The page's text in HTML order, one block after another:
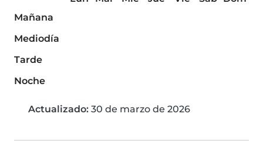
Mañana
Mediodía
Tarde
Noche
Actualizado: 30 de marzo de 2026